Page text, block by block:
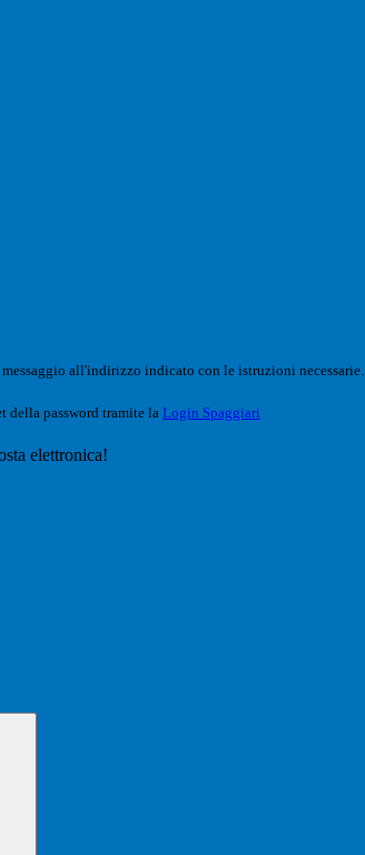
all'indirizzo indicato con le istruzioni necessarie.
della password tramite la Login Spaggiari
elettronica!